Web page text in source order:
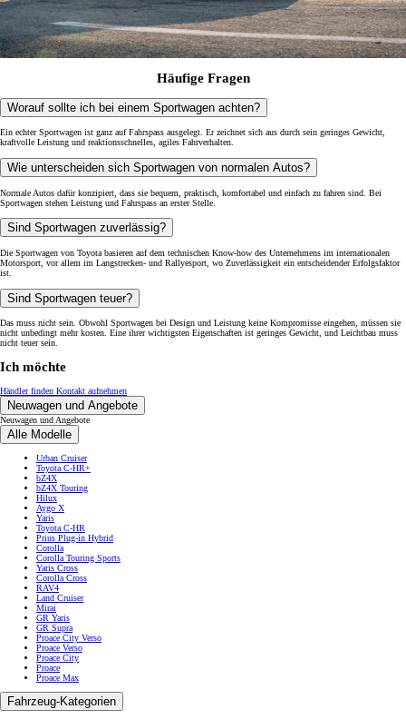
Häufige Fragen
Worauf sollte ich bei einem Sportwagen achten?
Ein echter Sportwagen ist ganz auf Fahrspass ausgelegt. Er zeichnet sich aus durch sein geringes Gewicht,
kraftvolle Leistung und reaktionsschnelles, agiles Fahrverhalten.
Wie unterscheiden sich Sportwagen von normalen Autos?
Normale Autos dafür konzipiert, dass sie bequem, praktisch, komfortabel und einfach zu fahren sind. Bei
Sportwagen stehen Leistung und Fahrspass an erster Stelle.
Sind Sportwagen zuverlässig?
Die Sportwagen von Toyota basieren auf dem technischen Know-how des Unternehmens im internationalen
Motorsport, vor allem im Langstrecken- und Rallyesport, wo Zuverlässigkeit ein entscheidender Erfolgsfaktor
ist.
Sind Sportwagen teuer?
Das muss nicht sein. Obwohl Sportwagen bei Design und Leistung keine Kompromisse eingehen, müssen sie
nicht unbedingt mehr kosten. Eine ihrer wichtigsten Eigenschaften ist geringes Gewicht, und Leichtbau muss
nicht teuer sein.
Ich möchte
Händler finden Kontakt aufnehmen
Neuwagen und Angebote
Neuwagen und Angebote
Alle Modelle
Urban Cruiser
Toyota C-HR+
bZ4X
bZ4X Touring
Hilux
Aygo X
Yaris
Toyota C-HR
Prius Plug-in Hybrid
Corolla
Corolla Touring Sports
Yaris Cross
Corolla Cross
RAV4
Land Cruiser
Mirai
GR Yaris
GR Supra
Proace City Verso
Proace Verso
Proace City
Proace
Proace Max
Fahrzeug-Kategorien